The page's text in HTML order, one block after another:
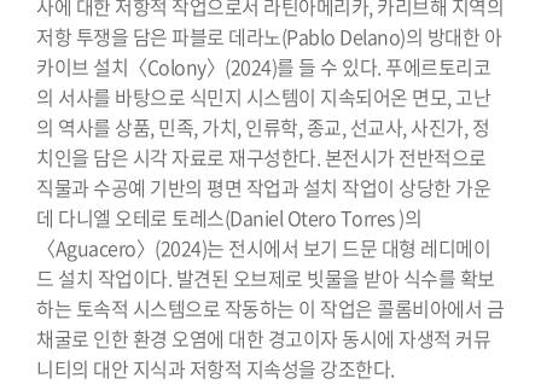
저항 투쟁을 담은 파블로 데라노(Pablo Delano)의 방대한 아
카이브 설치〈Colony〉(2024)를 들 수 있다. 푸에르토리코
의 서사를 바탕으로 식민지 시스템이 지속되어온 면모, 고난
의 역사를 상품, 민족, 가치, 인류학, 종교, 선교사, 사진가, 정
치인을 담은 시각 자료로 재구성한다. 본전시가 전반적으로
직물과 수공예 기반의 평면 작업과 설치 작업이 상당한 가운
데 다니엘 오테로 토레스(Daniel Otero Torres )의
〈Aguacero〉(2024)는 전시에서 보기 드문 대형 레디메이
드 설치 작업이다. 발견된 오브제로 빗물을 받아 식수를 확보
하는 토속적 시스템으로 작동하는 이 작업은 콜롬비아에서 금
채굴로 인한 환경 오염에 대한 경고이자 동시에 자생적 커뮤
니티의 대안 지식과 저항적 지속성을 강조한다.